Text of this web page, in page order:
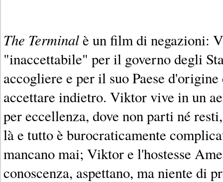
The Terminalè un film di negazioni:
"inaccettabile" per il governo degli
accogliere e per il suo Paese
accettare indietro. Viktor vive in un
per eccellenza, dove non parti né
là e tutto è burocraticamente
mancano mai; Viktor e l'hostesse
conoscenza, aspettano, ma niente di